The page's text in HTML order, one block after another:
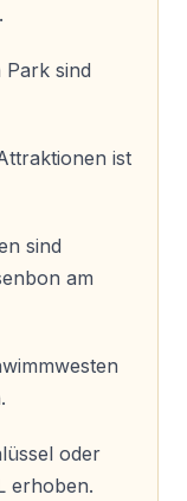
Park
stehen bei
ein ganzer
sind
ist
sind
am
oder
erhoben.